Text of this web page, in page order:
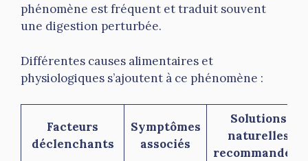
phénomène est fréquent et traduit souvent
une digestion perturbée.
Différentes causes alimentaires et
physiologiques s’ajoutent à ce phénomène :
Facteurs
déclenchants
Symptômes
associés
Solutions
naturelles
recommandées